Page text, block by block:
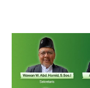
Ustadz, dan 4
alhamdulillah atas izin
dari 44 finalis, dengan
Matematika peraih